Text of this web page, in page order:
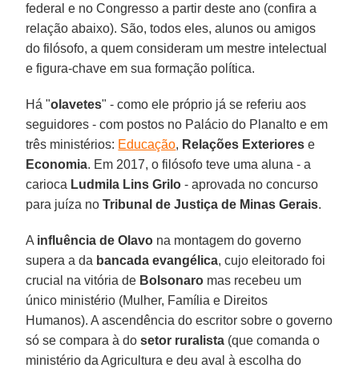
federal e no Congresso a partir deste ano (confira a
relação abaixo). São, todos eles, alunos ou amigos
do filósofo, a quem consideram um mestre intelectual
e figura-chave em sua formação política.
Há "olavetes" - como ele próprio já se referiu aos
seguidores - com postos no Palácio do Planalto e em
três ministérios: Educação, Relações Exteriores e
Economia. Em 2017, o filósofo teve uma aluna - a
carioca Ludmila Lins Grilo - aprovada no concurso
para juíza noTribunal de Justiça de Minas Gerais.
A influência de Olavo na montagem do governo
supera a da bancada evangélica, cujo eleitorado foi
crucial na vitória de Bolsonaro mas recebeu um
único ministério (Mulher, Família e Direitos
Humanos). A ascendência do escritor sobre o governo
só se compara à dosetor ruralista (que comanda o
ministério da Agricultura e deu aval à escolha do